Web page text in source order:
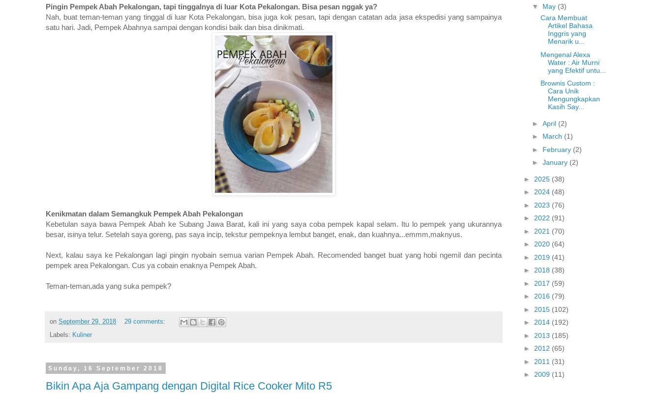
Pingin Pempek Abah Pekalongan, tapi tinggalnya di luar Kota Pekalongan. Bisa pesan nggak ya?
Nah, buat teman-teman yang tinggal di luar Kota Pekalongan, bisa juga kok pesan, tapi dengan catatan ada jasa ekspedisi yang sampainya
satu hari. Jadi, Pempek Abahnya sampai dengan kondisi baik dan bisa dinikmati.
Kenikmatan dalam Semangkuk Pempek Abah Pekalongan
Kebetulan saya bawa Pempek Abah ke Subang Jawa Barat, kali ini yang saya coba pempek kapal selam. Itu lo pempek yang ukurannya
besar, isinya telur. Setelah saya goreng, pas saya incip, tekstur pempeknya lembut banget, enak, dan kuahnya...emmm,maknyus.
Next, kalau saya ke Pekalongan lagi pingin nyobain semua varian Pempek Abah. Recomended banget buat yang hobi ngemil dan pecinta
pempek area Pekalongan. Cus ya cobain enaknya Pempek Abah.
Teman-teman,ada yang suka pempek?
on September 29, 2018
29 comments:
Labels: Kuliner
Sunday, 16 September 2018
Bikin Apa Aja Gampang dengan Digital Rice Cooker Mito R5
▼ May (3)
Cara Membuat
Artikel Bahasa
Inggris yang
Menarik u...
Mengenal Alexa
Water : Air Murni
yang Efektif untu...
Brownis Custom :
Cara Unik
Mengungkapkan
Kasih Say...
► April (2)
► March (1)
► February (2)
► January (2)
► 2025 (38)
► 2024 (48)
► 2023 (76)
► 2022 (91)
► 2021 (70)
► 2020 (64)
► 2019 (41)
► 2018 (38)
► 2017 (59)
► 2016 (79)
► 2015 (102)
► 2014 (192)
► 2013 (185)
► 2012 (65)
► 2011 (31)
► 2009 (11)